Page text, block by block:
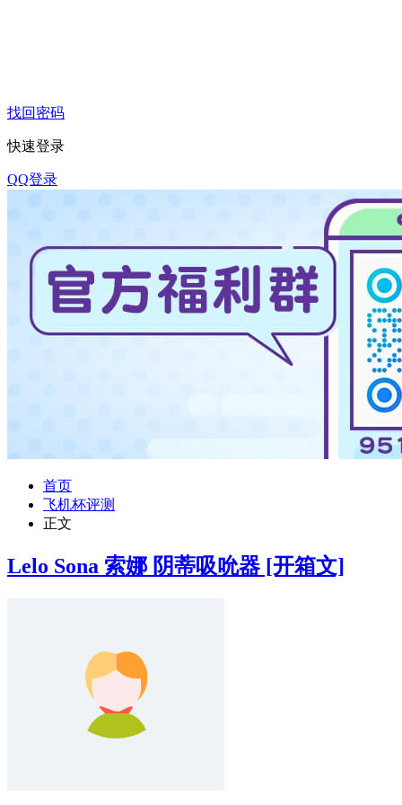
找回密码
快速登录
QQ登录
首页
飞机杯评测
正文
Lelo Sona 索娜 阴蒂吸吮器 [开箱文]